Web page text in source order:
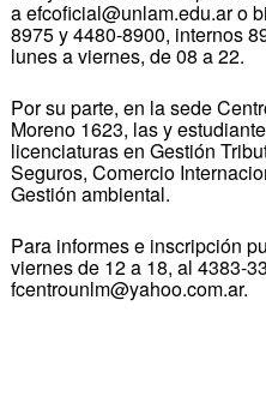
a efcoficial@unlam.edu.ar o
8975 y 4480-8900, internos
lunes a viernes, de 08 a 22.
Por su parte, en la sede
Moreno 1623, las y
licenciaturas en Gestión
Seguros, Comercio
Gestión ambiental.
Para informes e inscripción
viernes de 12 a 18, al 4383-
fcentrounlm@yahoo.com.ar.